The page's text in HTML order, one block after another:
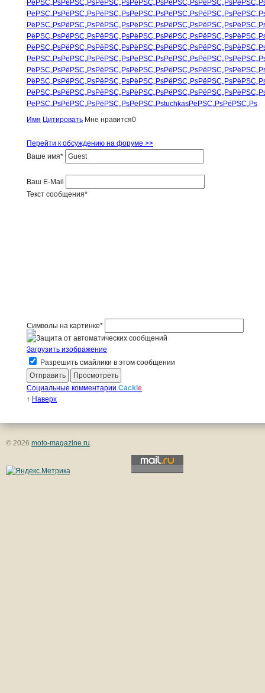
РёРЅС„РѕРёРЅС„РѕРёРЅС„РѕРёРЅС„РѕРёРЅС„РѕРёРЅС„Рѕ
РёРЅС„РѕРёРЅС„РѕРёРЅС„РѕРёРЅС„РѕРёРЅС„РѕРёРЅС„Рѕ
РёРЅС„РѕРёРЅС„РѕРёРЅС„РѕРёРЅС„РѕРёРЅС„РѕРёРЅС„Рѕ
РёРЅС„РѕРёРЅС„РѕРёРЅС„РѕРёРЅС„РѕРёРЅС„РѕРёРЅС„Рѕ
РёРЅС„РѕРёРЅС„РѕРёРЅС„РѕРёРЅС„РѕРёРЅС„РѕРёРЅС„Рѕ
РёРЅС„РѕРёРЅС„РѕРёРЅС„РѕРёРЅС„РѕРёРЅС„РѕРёРЅС„Рѕ
РёРЅС„РѕРёРЅС„РѕРёРЅС„РѕРёРЅС„РѕРёРЅС„РѕРёРЅС„Рѕ
РёРЅС„РѕРёРЅС„РѕРёРЅС„РѕРёРЅС„РѕРёРЅС„РѕРёРЅС„Рѕ
РёРЅС„РѕРёРЅС„РѕРёРЅС„РѕРёРЅС„РѕРёРЅС„РѕРёРЅС„Рѕ
РёРЅС„РѕРёРЅС„РѕРёРЅС„РѕРёРЅС„РѕtuchkasРёРЅС„РѕРёРЅС„Рѕ
Имя Цитировать Мне нравится0
Перейти к обсуждению на форуме >>
Ваше имя*
Ваш E-Mail
Текст сообщения*
Символы на картинке*
Загрузить изображение
Разрешить смайлики в этом сообщении
Социальные комментарии Cackl e
↑ Наверх
© 2026 moto-magazine.ru.